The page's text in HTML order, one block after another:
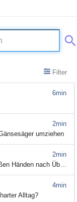
Filter
6min
2min
umziehen
2min
nach Überlebenden"
4min
Alltag?